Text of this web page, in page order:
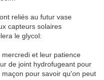
reliés au futur vase
capteurs solaires
le glycol:
et leur patience
de joint hydrofugeant pour
pour savoir qu'on peut